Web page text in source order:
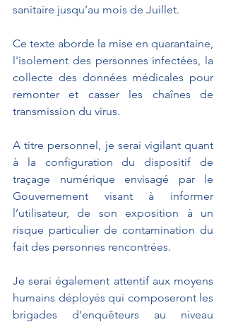
sanitaire jusqu’au mois de Juillet.
Ce texte aborde la mise en quarantaine,
l'isolement des personnes infectées, la
collecte des données médicales pour
remonter et casser les chaînes de
transmission du virus.
A titre personnel, je serai vigilant quant
à la configuration du dispositif de
traçage numérique envisagé par le
Gouvernement visant à informer
l’utilisateur, de son
exposition à un
risque particulier de contamination du
fait des personnes rencontrées.
Je serai également attentif aux moyens
humains déployés qui composeront les
brigades d’enquêteurs au niveau